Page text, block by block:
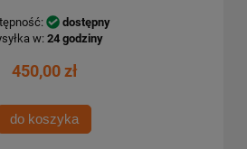
dostępny
w: 24 godziny
450,00 zł
do koszyka